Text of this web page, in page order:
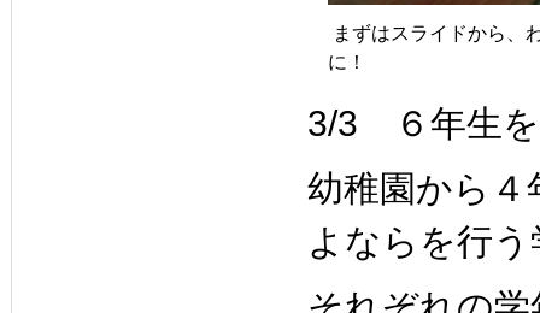
まずはスライドから、
に！
3/3 ６年生
幼稚園から
よならを行